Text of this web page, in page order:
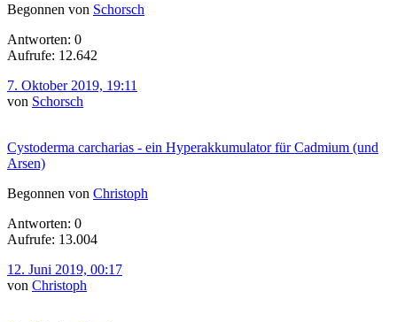
Begonnen von Schorsch
Antworten: 0
Aufrufe: 12.642
7. Oktober 2019, 19:11
von Schorsch
Cystoderma carcharias - ein Hyperakkumulator für Cadmium (und
Arsen)
Begonnen von Christoph
Antworten: 0
Aufrufe: 13.004
12. Juni 2019, 00:17
von Christoph